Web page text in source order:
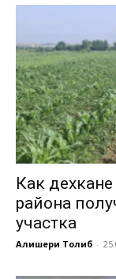
Как
района
участка
Алишери Толиб -